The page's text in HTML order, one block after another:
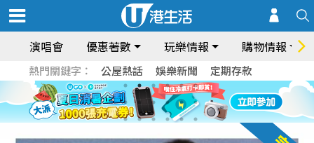
演唱會 優惠著數 玩樂情報 購物情報
熱門關鍵字： 公屋熱話 娛樂新聞 定期存款